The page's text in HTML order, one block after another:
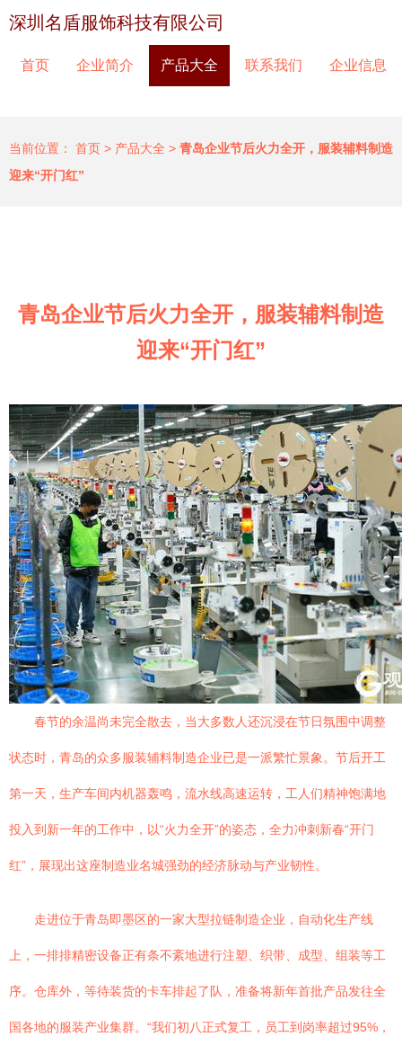
深圳名盾服饰科技有限公司
首页 企业简介 产品大全 联系我们 企业信息
当前位置： 首页 > 产品大全 > 青岛企业节后火力全开，服装辅料制造
迎来“开门红”
青岛企业节后火力全开，服装辅料制造
迎来“开门红”
春节的余温尚未完全散去，当大多数人还沉浸在节日氛围中调整
状态时，青岛的众多服装辅料制造企业已是一派繁忙景象。节后开工
第一天，生产车间内机器轰鸣，流水线高速运转，工人们精神饱满地
投入到新一年的工作中，以“火力全开”的姿态，全力冲刺新春“开门
红”，展现出这座制造业名城强劲的经济脉动与产业韧性。
走进位于青岛即墨区的一家大型拉链制造企业，自动化生产线
上，一排排精密设备正有条不紊地进行注塑、织带、成型、组装等工
序。仓库外，等待装货的卡车排起了队，准备将新年首批产品发往全
国各地的服装产业集群。“我们初八正式复工，员工到岗率超过95%，